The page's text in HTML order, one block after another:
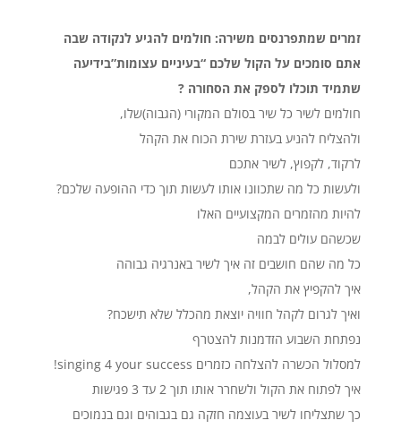
זמרים שמתפרנסים משירה: חולמים להגיע לנקודה שבה
אתם סומכים על הקול שלכם “בעיניים עצומות”בידיעה
שתמיד תוכלו לספק את הסחורה ?
חולמים לשיר כל שיר בסולם המקורי (הגבוה)שלו,
ולהצליח להניע בעזרת שירת הכוח את הקהל
לרקוד, לקפוץ, לשיר אתכם
ולעשות כל מה שתכוונו אותו לעשות תוך כדי ההופעה שלכם?
להיות מהזמרים המקצועיים האלו
שכשהם עולים לבמה
כל מה שהם חושבים זה איך לשיר באנרגיה גבוהה
איך להקפיץ את הקהל,
ואיך לגרום לקהל חוויה יוצאת מהכלל שלא תישכח?
נפתחת השבוע הזדמנות להצטרף
למסלול הכשרה להצלחה כזמרים singing 4 your success!
איך לפתוח את הקול ולשחרר אותו תוך 2 עד 3 פגישות
כך שתצליחו לשיר בעוצמה חזקה גם בגבוהים וגם בנמוכים